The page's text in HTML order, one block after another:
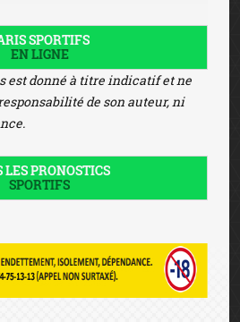
SPORTIFS
EN LIGNE
est donné à titre indicatif et ne
de son auteur, ni
LES PRONOSTICS
SPORTIFS